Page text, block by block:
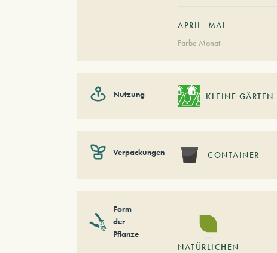
APRIL
MAI
Farbe Monat
Nutzung KLEINE GÄRTEN
Verpackungen CONTAINER
Form
der
Pflanze
NATÜRLICHEN